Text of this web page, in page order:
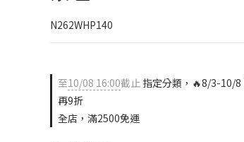
N262WHP140
至10/08 16:00截止 指定分類，🔥8/3-10/
再9折
全店，滿2500免運